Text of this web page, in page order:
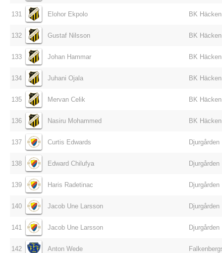
131 Elohor Ekpolo BK Häcken
132 Gustaf Nilsson BK Häcken
133 Johan Hammar BK Häcken
134 Juhani Ojala BK Häcken
135 Mervan Celik BK Häcken
136 Nasiru Mohammed BK Häcken
137 Curtis Edwards Djurgården
138 Edward Chilufya Djurgården
139 Haris Radetinac Djurgården
140 Jacob Une Larsson Djurgården
141 Jacob Une Larsson Djurgården
142 Anton Wede